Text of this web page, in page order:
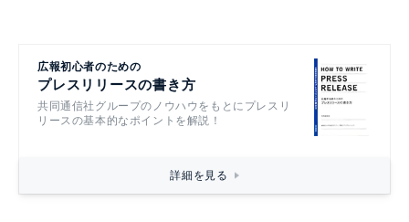
広報初心者のための
プレスリリースの書き方
共同通信社グループのノウハウをもとにプレスリ
リースの基本的なポイントを解説！
詳細を見る